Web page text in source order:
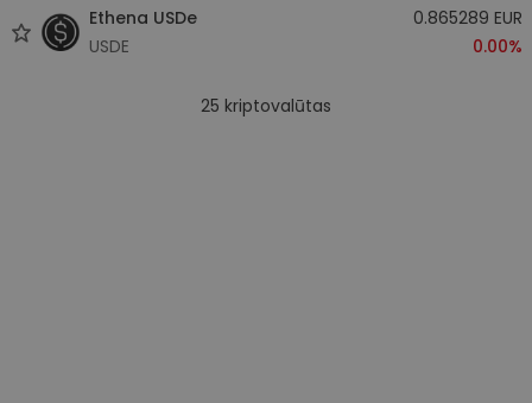
Ethena USDe
USDE
0.865289 EUR
0.00%
25 kriptovalūtas